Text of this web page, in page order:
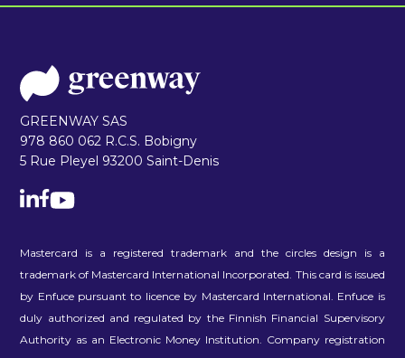
GREENWAY SAS
978 860 062 R.C.S. Bobigny
5 Rue Pleyel 93200 Saint-Denis
Mastercard is a registered trademark and the circles design is a
trademark of Mastercard International Incorporated. This card is issued
by Enfuce pursuant to licence by Mastercard International. Enfuce is
duly authorized and regulated by the Finnish Financial Supervisory
Authority as an Electronic Money Institution. Company registration